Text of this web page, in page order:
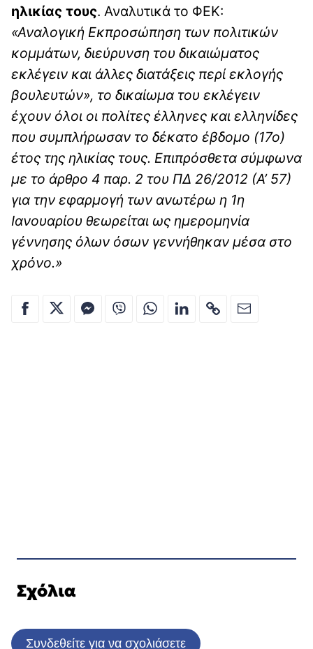
ηλικίας τους. Αναλυτικά το ΦΕΚ:
«Αναλογική Εκπροσώπηση των πολιτικών
κομμάτων, διεύρυνση του δικαιώματος
εκλέγειν και άλλες διατάξεις περί εκλογής
βουλευτών», το δικαίωμα του εκλέγειν
έχουν όλοι οι πολίτες έλληνες και ελληνίδες
που συμπλήρωσαν το δέκατο έβδομο (17ο)
έτος της ηλικίας τους. Επιπρόσθετα σύμφωνα
με το άρθρο 4 παρ. 2 του ΠΔ 26/2012 (Α’ 57)
για την εφαρμογή των ανωτέρω η 1η
Ιανουαρίου θεωρείται ως ημερομηνία
γέννησης όλων όσων γεννήθηκαν μέσα στο
χρόνο.»
Σχόλια
Συνδεθείτε για να σχολιάσετε